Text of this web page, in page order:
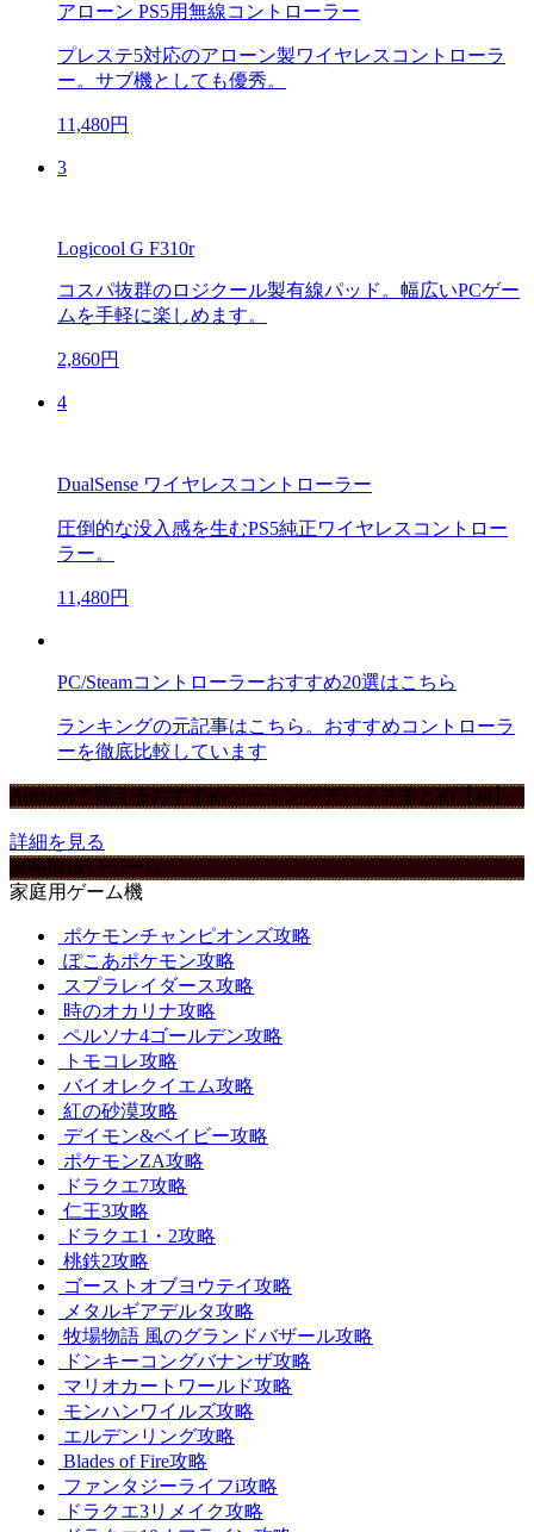
アローン PS5用無線コントローラー
プレステ5対応のアローン製ワイヤレスコントローラ
ー。サブ機としても優秀。
11,480円
3
Logicool G F310r
コスパ抜群のロジクール製有線パッド。幅広いPCゲー
ムを手軽に楽しめます。
2,860円
4
DualSense ワイヤレスコントローラー
圧倒的な没入感を生むPS5純正ワイヤレスコントロー
ラー。
11,480円
PC/Steamコントローラーおすすめ20選はこちら
ランキングの元記事はこちら。おすすめコントローラ
ーを徹底比較しています
Amazonで買えるおすすめゲーミングデバイスまとめ【ad】
詳細を見る
攻略取扱いゲーム
家庭用ゲーム機
ポケモンチャンピオンズ攻略
ぽこあポケモン攻略
スプラレイダース攻略
時のオカリナ攻略
ペルソナ4ゴールデン攻略
トモコレ攻略
バイオレクイエム攻略
紅の砂漠攻略
デイモン&ベイビー攻略
ポケモンZA攻略
ドラクエ7攻略
仁王3攻略
ドラクエ1・2攻略
桃鉄2攻略
ゴーストオブヨウテイ攻略
メタルギアデルタ攻略
牧場物語 風のグランドバザール攻略
ドンキーコングバナンザ攻略
マリオカートワールド攻略
モンハンワイルズ攻略
エルデンリング攻略
Blades of Fire攻略
ファンタジーライフi攻略
ドラクエ3リメイク攻略